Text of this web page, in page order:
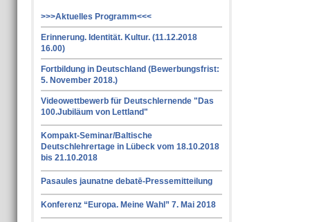
>>>Aktuelles Programm<<<
Erinnerung. Identität. Kultur. (11.12.2018
16.00)
Fortbildung in Deutschland (Bewerbungsfrist:
5. November 2018.)
Videowettbewerb für Deutschlernende "Das
100.Jubiläum von Lettland"
Kompakt-Seminar/Baltische
Deutschlehrertage in Lübeck vom 18.10.2018
bis 21.10.2018
Pasaules jaunatne debatē-Pressemitteilung
Konferenz “Europa. Meine Wahl” 7. Mai 2018